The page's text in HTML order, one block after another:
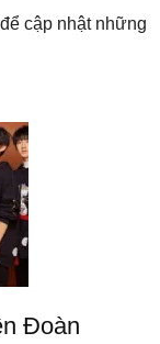
cập nhật những
Đoàn